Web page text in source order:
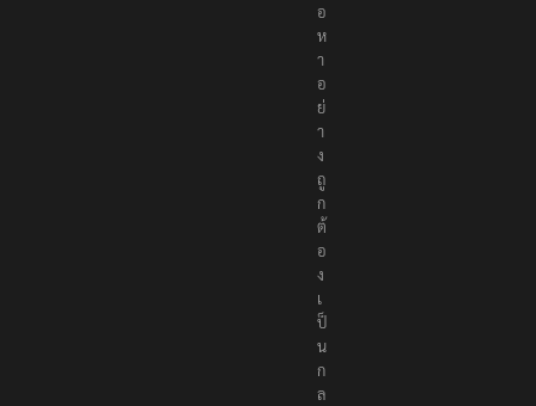
อ
ห
า
อ
ย่
า
ง
ถู
ก
ต้
อ
ง
เ
ป็
น
ก
ล